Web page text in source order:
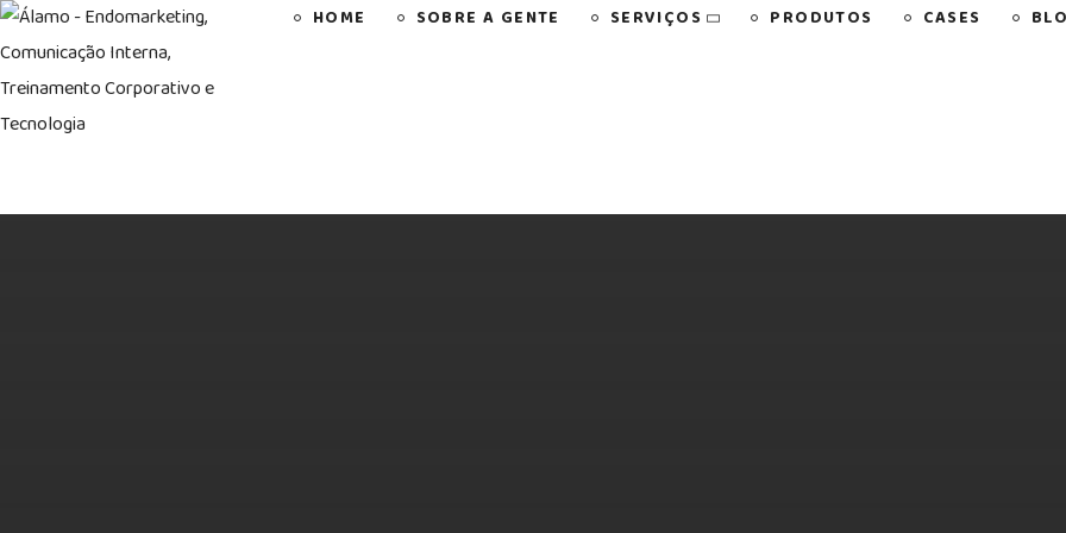
HOME SOBRE A GENTE SERVIÇOS PRODUTOS CASES